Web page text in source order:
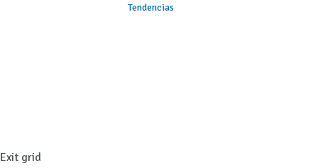
Tendencias
Exit grid